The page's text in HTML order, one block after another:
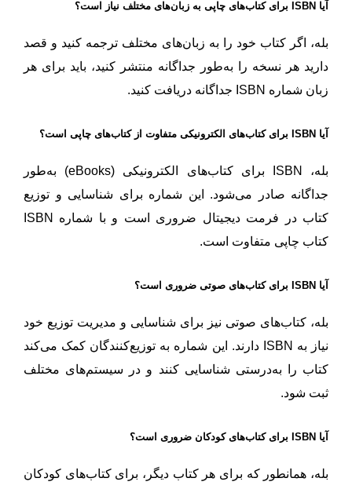
آیا ISBN برای کتاب‌های چاپی به زبان‌های مختلف نیاز است؟
بله، اگر کتاب خود را به زبان‌های مختلف ترجمه کنید و قصد
دارید هر نسخه را به‌طور جداگانه منتشر کنید، باید برای هر
زبان شماره ISBN جداگانه دریافت کنید.
آیا ISBN برای کتاب‌های الکترونیکی متفاوت از کتاب‌های چاپی است؟
بله، ISBN برای کتاب‌های الکترونیکی (eBooks) به‌طور
جداگانه صادر می‌شود. این شماره برای شناسایی و توزیع
کتاب در فرمت دیجیتال ضروری است و با شماره ISBN
کتاب چاپی متفاوت است.
آیا ISBN برای کتاب‌های صوتی ضروری است؟
بله، کتاب‌های صوتی نیز برای شناسایی و مدیریت توزیع خود
نیاز به ISBN دارند. این شماره به توزیع‌کنندگان کمک می‌کند
کتاب را به‌درستی شناسایی کنند و در سیستم‌های مختلف
ثبت شود.
آیا ISBN برای کتاب‌های کودکان ضروری است؟
بله، همانطور که برای هر کتاب دیگر، برای کتاب‌های کودکان